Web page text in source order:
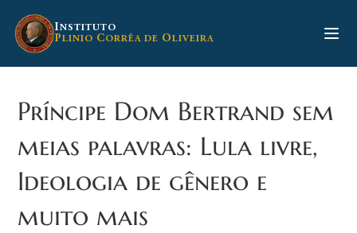
para
INSTITUTO
PLINIO CORRÊA DE OLIVEIRA
Príncipe Dom Bertrand sem
meias palavras: Lula livre,
Ideologia de gênero e
muito mais